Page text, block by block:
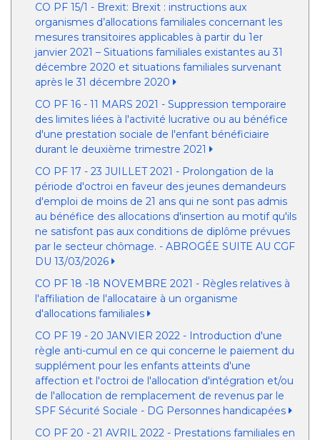
CO PF 15/1 - Brexit: Brexit : instructions aux
organismes d’allocations familiales concernant les
mesures transitoires applicables à partir du 1er
janvier 2021 – Situations familiales existantes au 31
décembre 2020 et situations familiales survenant
après le 31 décembre 2020
CO PF 16 - 11 MARS 2021 - Suppression temporaire
des limites liées à l'activité lucrative ou au bénéfice
d'une prestation sociale de l'enfant bénéficiaire
durant le deuxième trimestre 2021
CO PF 17 - 23 JUILLET 2021 - Prolongation de la
période d'octroi en faveur des jeunes demandeurs
d'emploi de moins de 21 ans qui ne sont pas admis
au bénéfice des allocations d'insertion au motif qu'ils
ne satisfont pas aux conditions de diplôme prévues
par le secteur chômage. - ABROGÉE SUITE AU CGF
DU 13/03/2026
CO PF 18 -18 NOVEMBRE 2021 - Règles relatives à
l'affiliation de l'allocataire à un organisme
d'allocations familiales
CO PF 19 - 20 JANVIER 2022 - Introduction d'une
règle anti-cumul en ce qui concerne le paiement du
supplément pour les enfants atteints d'une
affection et l'octroi de l'allocation d'intégration et/ou
de l'allocation de remplacement de revenus par le
SPF Sécurité Sociale - DG Personnes handicapées
CO PF 20 - 21 AVRIL 2022 - Prestations familiales en